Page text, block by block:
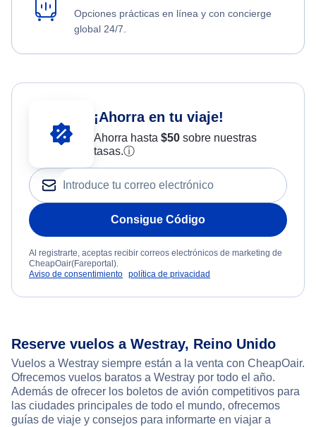
Opciones prácticas en línea y con concierge
global 24/7.
¡Ahorra en tu viaje!
Ahorra hasta $50sobre nuestras
tasas.ⓘ
Consigue Código
Al registrarte, aceptas recibir correos electrónicos de marketing de
CheapOair(Fareportal).
Aviso de consentimiento política de privacidad
Reserve vuelos a Westray, Reino Unido
Vuelos a Westray siempre están a la venta con CheapOair.
Ofrecemos vuelos baratos a Westray por todo el año.
Además de ofrecer los boletos de avión competitivos para
las ciudades principales de todo el mundo, ofrecemos
guías de viaje y consejos para informarte en viajar a